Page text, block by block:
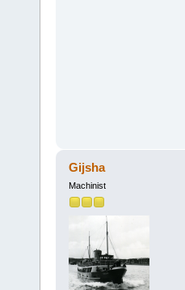
Gijsha
Machinist